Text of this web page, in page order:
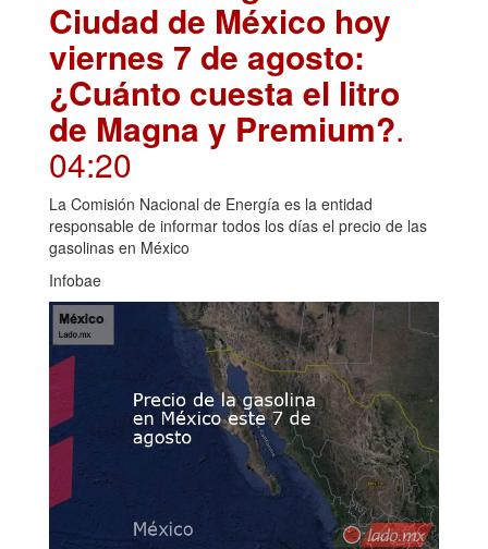
Ciudad de México hoy
viernes 7 de agosto:
¿Cuánto cuesta el litro
de Magna y Premium?.
04:20
La Comisión Nacional de Energía es la entidad
responsable de informar todos los días el precio de las
gasolinas en México
Infobae